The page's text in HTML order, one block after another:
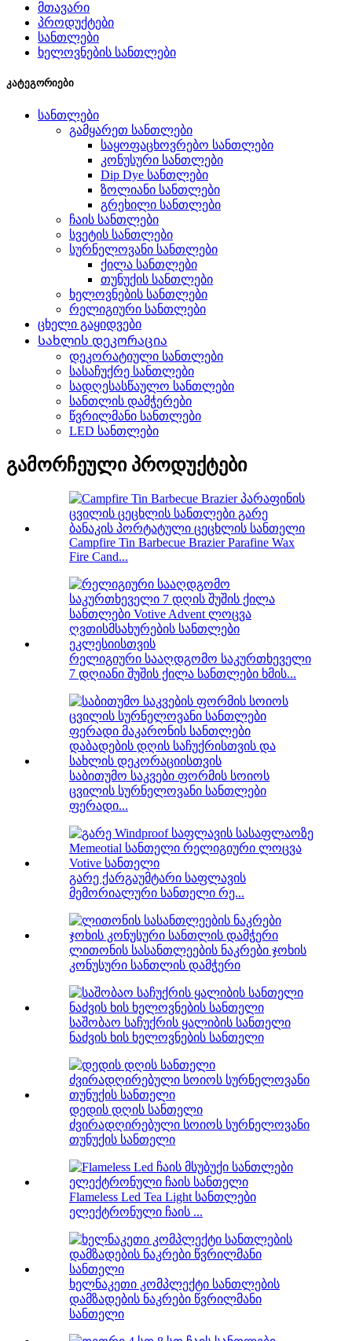
მთავარი
პროდუქტები
სანთლები
ხელოვნების სანთლები
კატეგორიები
სანთლები
გამყარეთ სანთლები
საყოფაცხოვრებო სანთლები
კონუსური სანთლები
Dip Dye სანთლები
ზოლიანი სანთლები
გრეხილი სანთლები
ჩაის სანთლები
სვეტის სანთლები
სურნელოვანი სანთლები
ქილა სანთლები
თუნუქის სანთლები
ხელოვნების სანთლები
რელიგიური სანთლები
ცხელი გაყიდვები
Სახლის დეკორაცია
დეკორატიული სანთლები
სასაჩუქრე სანთლები
სადღესასწაულო სანთლები
სანთლის დამჭერები
წვრილმანი სანთლები
LED სანთლები
გამორჩეული პროდუქტები
Campfire Tin Barbecue Brazier Parafine Wax
Fire Cand...
რელიგიური სააღდგომო საკურთხეველი
7 დღიანი შუშის ქილა სანთლები ხმის...
საბითუმო საკვები ფორმის სოიოს
ცვილის სურნელოვანი სანთლები
ფერადი...
გარე ქარგაუმტარი საფლავის
მემორიალური სანთელი რე...
ლითონის სასანთლეების ნაკრები ჯოხის
კონუსური სანთლის დამჭერი
საშობაო საჩუქრის ყალიბის სანთელი
ნაძვის ხის ხელოვნების სანთელი
დედის დღის სანთელი
ძვირადღირებული სოიოს სურნელოვანი
თუნუქის სანთელი
Flameless Led Tea Light სანთლები
ელექტრონული ჩაის ...
ხელნაკეთი კომპლექტი სანთლების
დამზადების ნაკრები წვრილმანი
სანთელი